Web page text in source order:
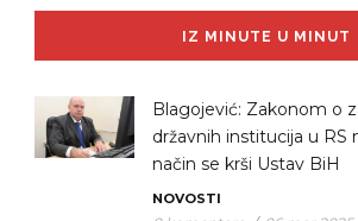
IZ MINUTE U MINUT
Blagojević: Zakonom o
državnih institucija u RS
način se krši Ustav BiH
NOVOSTI